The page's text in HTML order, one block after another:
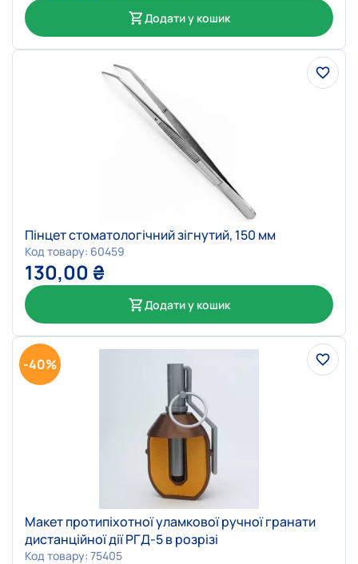
Додати у кошик
Пінцет стоматологічний зігнутий, 150 мм
Код товару: 60459
130,00 ₴
Додати у кошик
-40%
Макет протипіхотної уламкової ручної гранати
дистанційної дії РГД-5 в розрізі
Код товару: 75405